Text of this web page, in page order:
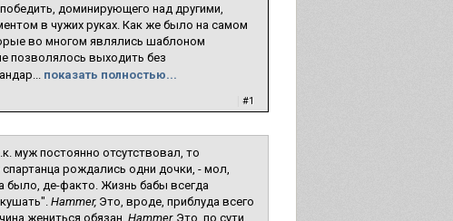
доминирующего над другими,
в чужих руках. Как же было на самом
во многом являлись шаблоном
позволялось выходить без
показать полностью...
#1
муж постоянно отсутствовал, то
рождались одни дочки, - мол,
было, де-факто. Жизнь бабы всегда
Hammer, Это, вроде, приблуда всего
жениться обязан. Hammer, Это, по сути,